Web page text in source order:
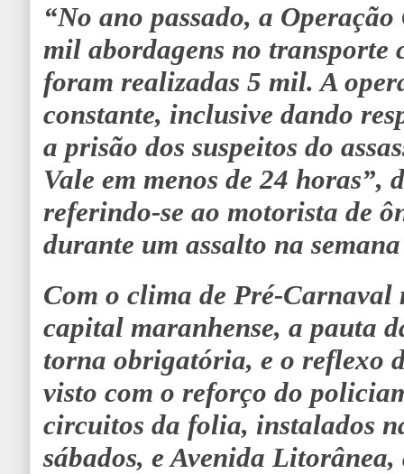
“No ano passado, a
mil abordagens no transporte
foram realizadas 5 mil. A
constante, inclusive dando
a prisão dos suspeitos do
Vale em menos de 24 horas”,
referindo-se ao motorista de
durante um assalto na
Com o clima de Pré-Carnaval
capital maranhense, a pauta
torna obrigatória, e o reflexo
visto com o reforço do
circuitos da folia, instalados
sábados, e Avenida Litorânea,